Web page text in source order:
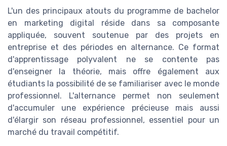
L'un des principaux atouts du programme de bachelor
en marketing digital réside dans sa composante
appliquée, souvent soutenue par des projets en
entreprise et des périodes en alternance. Ce format
d'apprentissage polyvalent ne se contente pas
d'enseigner la théorie, mais offre également aux
étudiants la possibilité de se familiariser avec le monde
professionnel. L'alternance permet non seulement
d'accumuler une expérience précieuse mais aussi
d'élargir son réseau professionnel, essentiel pour un
marché du travail compétitif.